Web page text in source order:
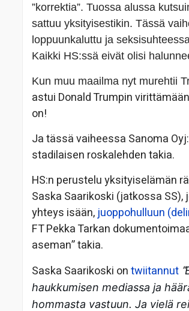
”korrektia”. Tuossa alussa
sattuu yksityisestikin. Tässä
loppuunkaluttu ja
Kaikki HS:ssä eivät olisi
Kun muu maailma nyt murehtii
astui Donald Trumpin
on!
Ja tässä vaiheessa Sanoma
stadilaisen roskalehden takia.
HS:n perustelu yksityiselämän
Saska Saarikoski (jatkossa
yhteys isään, juoppohulluun
FT Pekka Tarkan
aseman” takia.
Saska Saarikoski ontwiitannut ”
haukkumisen mediassa ja
hommasta vastuun. Ja vielä